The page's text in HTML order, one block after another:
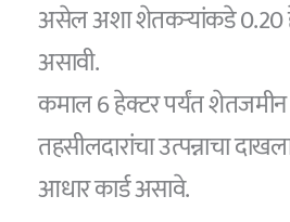
असेल अशा शेतकऱ्यांकडे 0.20
असावी.
कमाल 6 हेक्टर पर्यंत
तहसीलदारांचा उत्पन्नाचा
आधार कार्ड असावे.